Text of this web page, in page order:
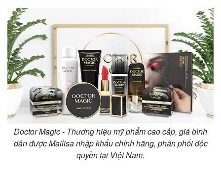
Doctor Magic - Thương hiệu mỹ phẩm cao cấp, giá bình
dân được Mailisa nhập khẩu chính hãng, phân phối độc
quyền tại Việt Nam.